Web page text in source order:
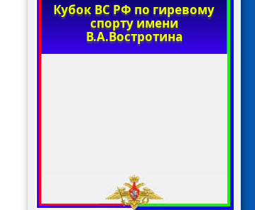
Кубок ВС РФ по гиревому
спорту имени
В.А.Востротина